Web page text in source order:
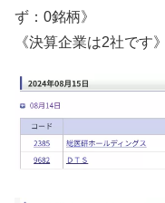
ず：0銘柄》
《決算企業は2社です》